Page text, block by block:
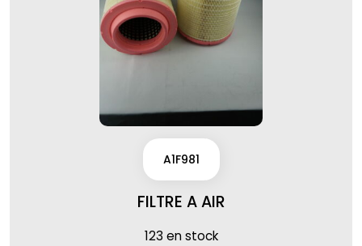
A1F981
FILTRE A AIR
123 en stock